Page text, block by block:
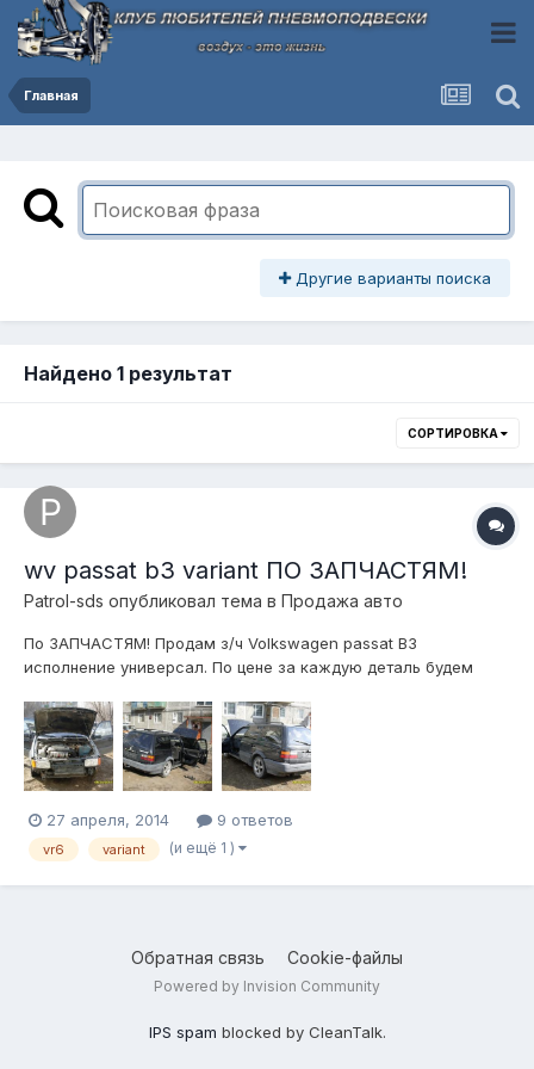
Главная
Другие варианты поиска
Найдено 1 результат
СОРТИРОВКА
wv passat b3 variant ПО ЗАПЧАСТЯМ!
Patrol-sds опубликовал тема в Продажа авто
По ЗАПЧАСТЯМ! Продам з/ч Volkswagen passat B3
исполнение универсал. По цене за каждую деталь будем
город Первоуральск, Свердловская обл. Телефон
+791220885трисемь. Или в личку.
27 апреля, 2014 9 ответов
vr6 variant (и ещё 1 )
Обратная связь Cookie-файлы
Powered by Invision Community
IPS spam blocked by CleanTalk.